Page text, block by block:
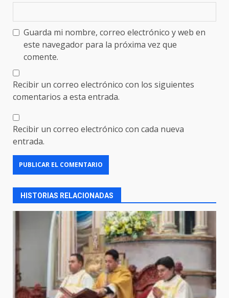
Guarda mi nombre, correo electrónico y web en
este navegador para la próxima vez que
comente.
Recibir un correo electrónico con los siguientes
comentarios a esta entrada.
Recibir un correo electrónico con cada nueva
entrada.
HISTORIAS RELACIONADAS